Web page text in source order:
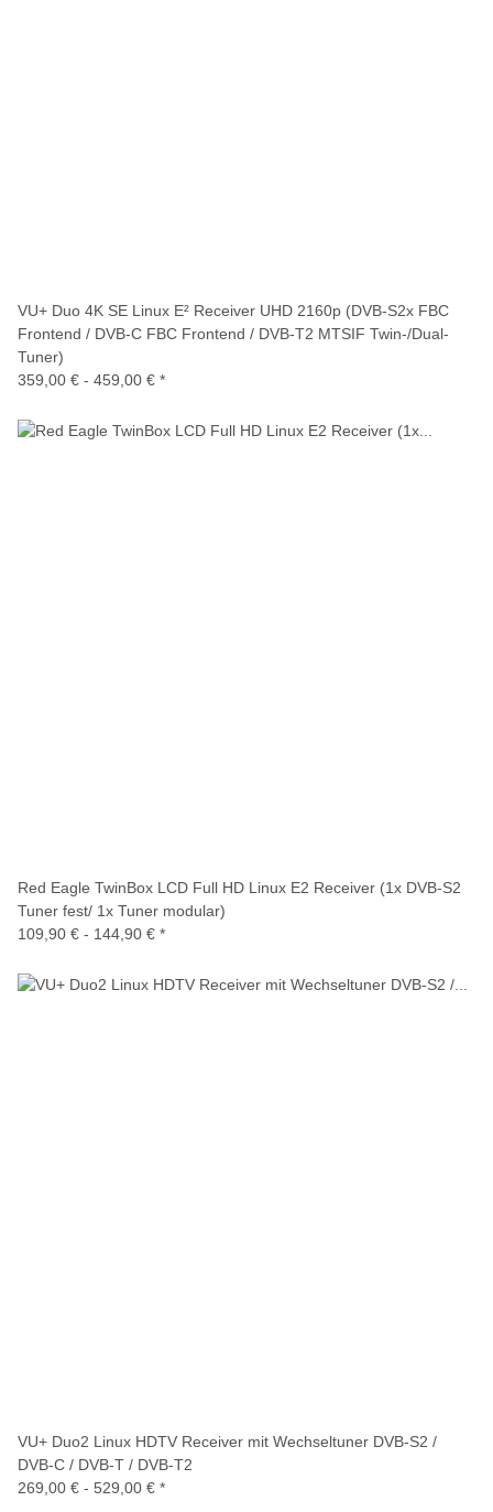
VU+ Duo 4K SE Linux E² Receiver UHD 2160p (DVB-S2x FBC
Frontend / DVB-C FBC Frontend / DVB-T2 MTSIF Twin-/Dual-
Tuner)
359,00 € - 459,00 € *
Red Eagle TwinBox LCD Full HD Linux E2 Receiver (1x DVB-S2
Tuner fest/ 1x Tuner modular)
109,90 € - 144,90 € *
VU+ Duo2 Linux HDTV Receiver mit Wechseltuner DVB-S2 /
DVB-C / DVB-T / DVB-T2
269,00 € - 529,00 € *